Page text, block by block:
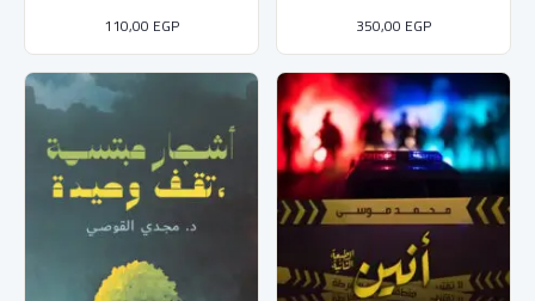
350,00 EGP
110,00 EGP